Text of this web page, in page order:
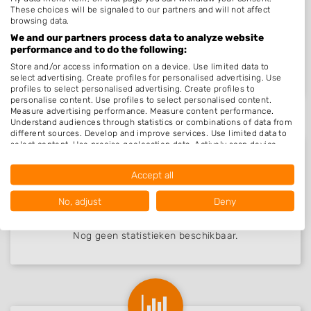
Nieuw in Sexbierum
Nog geen statistieken beschikbaar.
Beoordelingen Sexbierum
Nog geen statistieken beschikbaar.
These choices will be signaled to our partners and will not affect
browsing data.
We and our partners process data to analyze website
performance and to do the following:
Store and/or access information on a device. Use limited data to
select advertising. Create profiles for personalised advertising. Use
profiles to select personalised advertising. Create profiles to
personalise content. Use profiles to select personalised content.
Measure advertising performance. Measure content performance.
Understand audiences through statistics or combinations of data from
different sources. Develop and improve services. Use limited data to
select content. Use precise geolocation data. Actively scan device
Data may be shared outside of the European Union and send to the
Your consent and the cookie policy applies solely to this website/app.
View Partner List (1016 IAB Vendors)
We use your data for the following purposes:
Store and/or access information on a device
Use limited data to select advertising
Accept all
No, adjust Deny